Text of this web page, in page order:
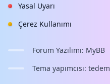
Yasal Uyarı
Çerez Kullanımı
Forum Yazılımı: MyBB
Tema yapımcısı: tedem